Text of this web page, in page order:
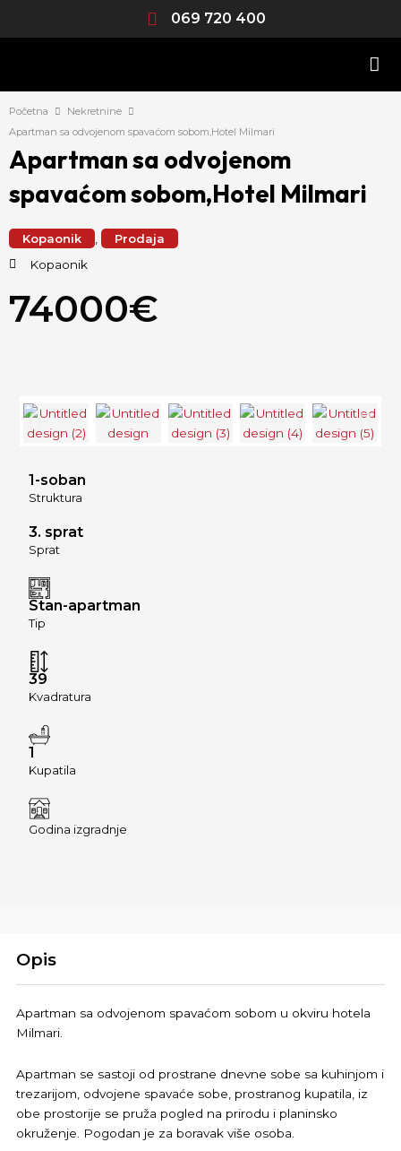
069 720 400
Početna
Nekretnine
Apartman sa odvojenom spavaćom sobom,Hotel Milmari
Apartman sa odvojenom
spavaćom sobom,Hotel Milmari
Kopaonik
Prodaja
Kopaonik
74000€
1-soban
Struktura
3. sprat
Sprat
Stan-apartman
Tip
39
Kvadratura
1
Kupatila
Godina izgradnje
Opis
Apartman sa odvojenom spavaćom sobom u okviru hotela
Milmari.
Apartman se sastoji od prostrane dnevne sobe sa kuhinjom i
trezarijom, odvojene spavaće sobe, prostranog kupatila, iz
obe prostorije se pruža pogled na prirodu i planinsko
okruženje. Pogodan je za boravak više osoba.